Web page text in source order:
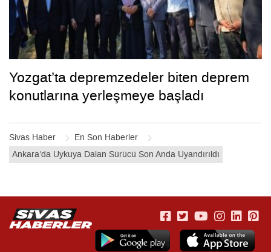
Sivas Haber
En Son Haberler
Ankara’da Uykuya Dalan Sürücü Son Anda Uyandırıldı
Yozgat’ta depremzedeler biten deprem
konutlarına yerleşmeye başladı